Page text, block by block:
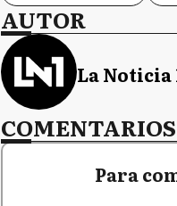
AUTOR
La Noticia
COMENTARIOS
Para